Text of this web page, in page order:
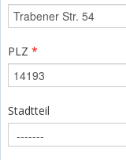
PLZ *
Stadtteil